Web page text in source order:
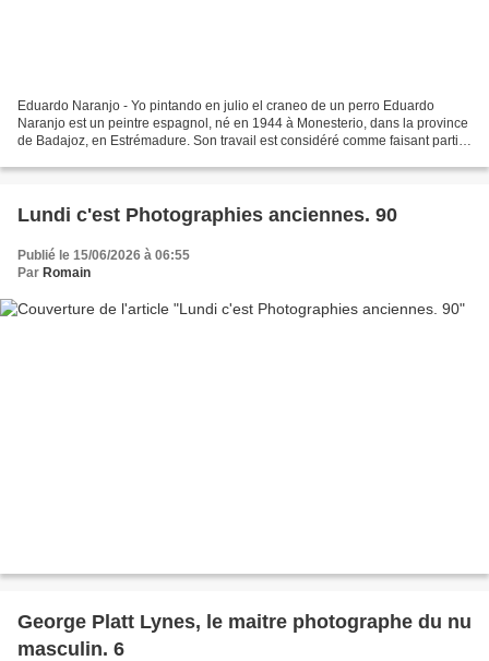
Eduardo Naranjo - Yo pintando en julio el craneo de un perro Eduardo
Naranjo est un peintre espagnol, né en 1944 à Monesterio, dans la province
de Badajoz, en Estrémadure. Son travail est considéré comme faisant partie
Lundi c'est Photographies anciennes. 90
Publié le 15/06/2026 à 06:55
Par Romain
George Platt Lynes, le maitre photographe du nu
masculin. 6